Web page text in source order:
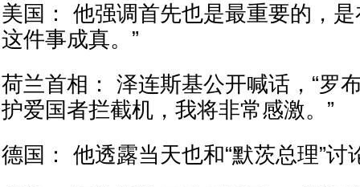
美国： 他强调首先也是最重要的，
这件事成真。”
荷兰首相： 泽连斯基公开喊话，“罗
护爱国者拦截机，我将非常感激。”
德国： 他透露当天也和“默茨总理”讨